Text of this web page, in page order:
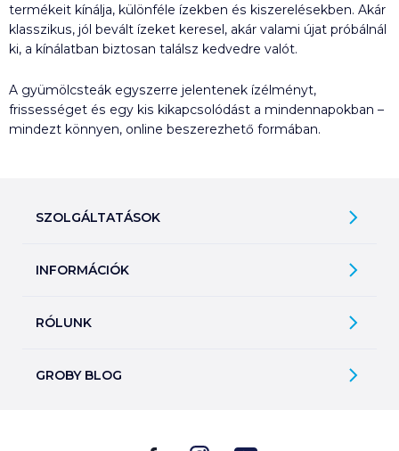
termékeit kínálja, különféle ízekben és kiszerelésekben. Akár
klasszikus, jól bevált ízeket keresel, akár valami újat próbálnál
ki, a kínálatban biztosan találsz kedvedre valót.
A gyümölcsteák egyszerre jelentenek ízélményt,
frissességet és egy kis kikapcsolódást a mindennapokban –
mindezt könnyen, online beszerezhető formában.
SZOLGÁLTATÁSOK
Árfigyelő
Üvegvisszaváltás
INFORMÁCIÓK
Általános szerződési feltételek
Adatkezelési tájékoztató
Szállítási információk
RÓLUNK
Kapcsolat
GROBY BLOG
Különleges jégkrémek a világ körül